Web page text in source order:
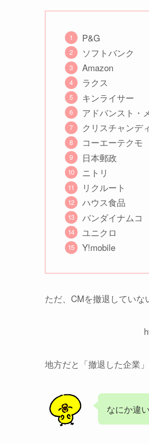
P&G
ソフトバンク
Amazon
ラクス
キンライサー
アドバンスト・
クリスチャンデ
コーエーテクモ
日本郵政
ニトリ
リクルート
ハウス食品
バンダイナムコ
ユニクロ
Y!mobile
ただ、CMを撤退していな
地方だと「撤退した企業
なにか違